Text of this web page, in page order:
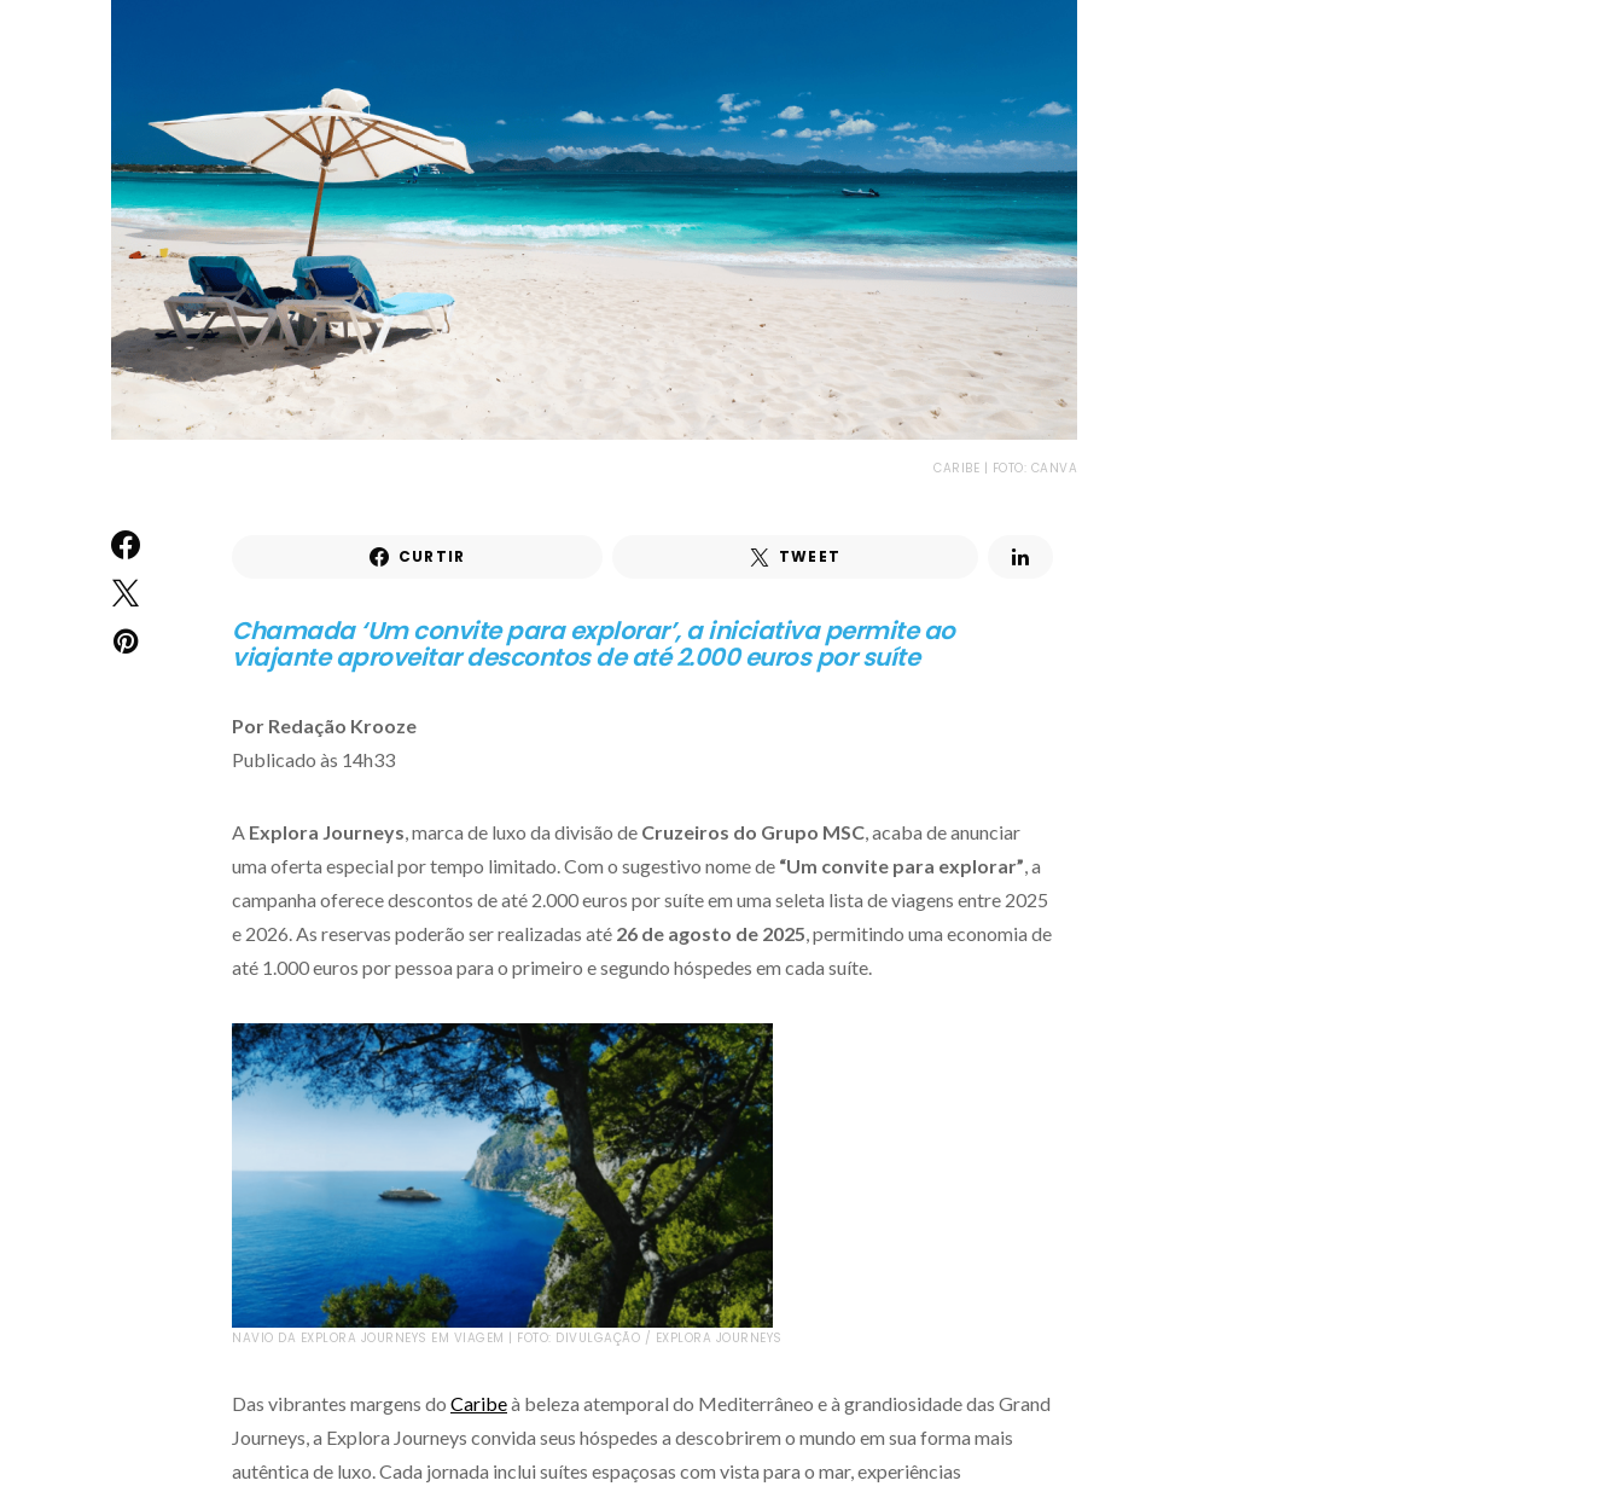
CARIBE | FOTO: CANVA
CURTIR TWEET
Chamada ‘Um convite para explorar’, a iniciativa permite ao
viajante aproveitar descontos de até 2.000 euros por suíte
Por Redação Krooze
Publicado às 14h33
A Explora Journeys, marca de luxo da divisão de Cruzeiros do Grupo MSC, acaba de anunciar
uma oferta especial por tempo limitado. Com o sugestivo nome de “Um convite para explorar”, a
campanha oferece descontos de até 2.000 euros por suíte em uma seleta lista de viagens entre 2025
e 2026. As reservas poderão ser realizadas até 26 de agosto de 2025, permitindo uma economia de
até 1.000 euros por pessoa para o primeiro e segundo hóspedes em cada suíte.
NAVIO DA EXPLORA JOURNEYS EM VIAGEM | FOTO: DIVULGAÇÃO / EXPLORA JOURNEYS
Das vibrantes margens do Caribeà beleza atemporal do Mediterrâneo e à grandiosidade das Grand
Journeys, a Explora Journeys convida seus hóspedes a descobrirem o mundo em sua forma mais
autêntica de luxo. Cada jornada inclui suítes espaçosas com vista para o mar, experiências